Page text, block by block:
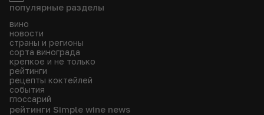
популярные разделы
вино
новости
страны и регионы
сорта винограда
крепкое и не только
рейтинги
рецепты коктейлей
события
глоссарий
рейтинги Simple wine news